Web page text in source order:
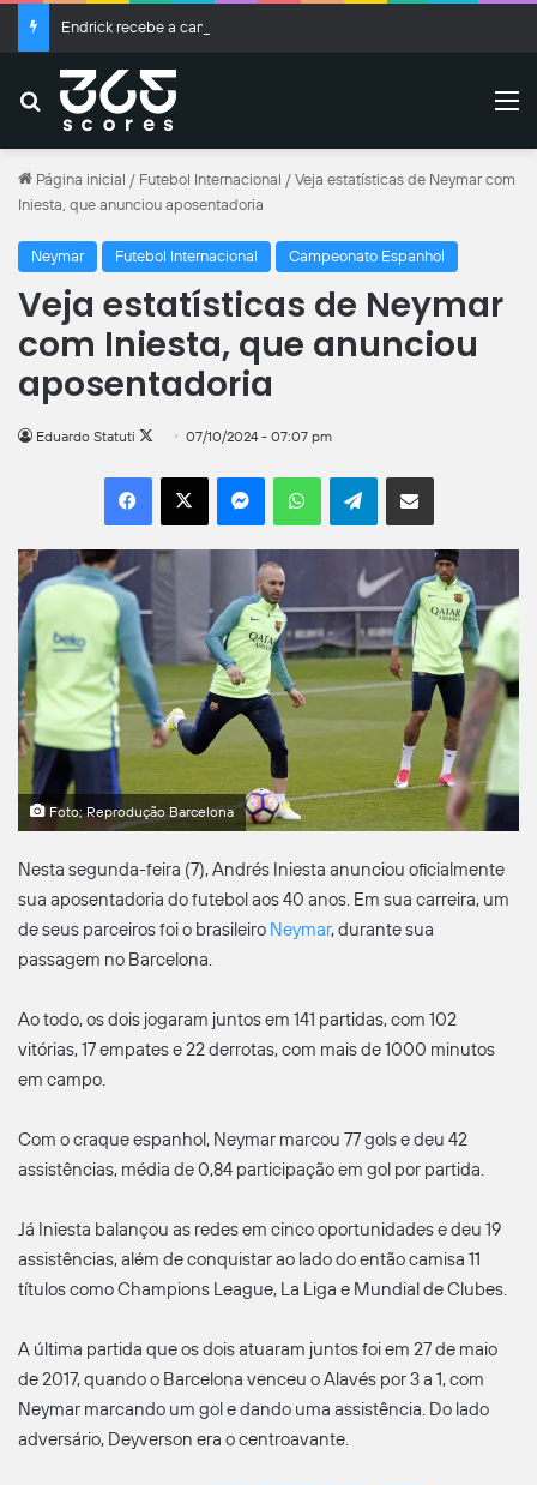
Endrick recebe a camisa 9; veja a numeração do Real Madrid
Buscar
Página inicial / Futebol Internacional / Veja estatísticas de Neymar com
Iniesta, que anunciou aposentadoria
Neymar Futebol Internacional Campeonato Espanhol
Veja estatísticas de Neymar
com Iniesta, que anunciou
aposentadoria
Eduardo Statuti
Follow07/10/2024 - 07:07 pm
Facebook
X MessengerWhatsAppTelegramCompartilhar por e-mail
Foto; Reprodução Barcelona
Nesta segunda-feira (7), Andrés Iniesta anunciou oficialmente
sua aposentadoria do futebol aos 40 anos. Em sua carreira, um
de seus parceiros foi o brasileiro Neymar, durante sua
passagem no Barcelona.
Ao todo, os dois jogaram juntos em 141 partidas, com 102
vitórias, 17 empates e 22 derrotas, com mais de 1000 minutos
em campo.
Com o craque espanhol, Neymar marcou 77 gols e deu 42
assistências, média de 0,84 participação em gol por partida.
Já Iniesta balançou as redes em cinco oportunidades e deu 19
assistências, além de conquistar ao lado do então camisa 11
títulos como Champions League, La Liga e Mundial de Clubes.
A última partida que os dois atuaram juntos foi em 27 de maio
de 2017, quando o Barcelona venceu o Alavés por 3 a 1, com
Neymar marcando um gol e dando uma assistência. Do lado
adversário, Deyverson era o centroavante.